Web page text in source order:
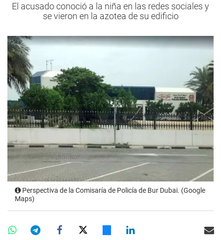
El acusado conoció a la niña en las redes sociales y
se vieron en la azotea de su edificio
Perspectiva de la Comisaría de Policía de Bur Dubai. (Google
Maps)